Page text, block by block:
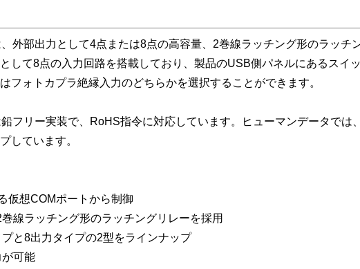
外部出力として4点または8点の高容量、2巻線ラッチング形のラッチ
して8点の入力回路を搭載しており、製品のUSB側パネルにあるスイ
フォトカプラ絶縁入力のどちらかを選択することができます。
フリー実装で、RoHS指令に対応しています。ヒューマンデータでは
しています。
仮想COMポートから制御
線ラッチング形のラッチングリレーを採用
と8出力タイプの2型をラインナップ
可能